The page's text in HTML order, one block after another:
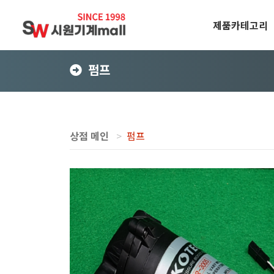
제품카테고리
펌프
상점 메인 펌프